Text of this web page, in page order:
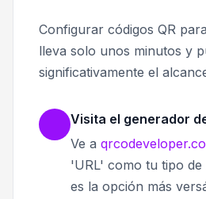
Configurar códigos QR
lleva solo unos minutos y
significativamente el
Visita el generador
Ve a
'URL' como tu tipo de
es la opción más